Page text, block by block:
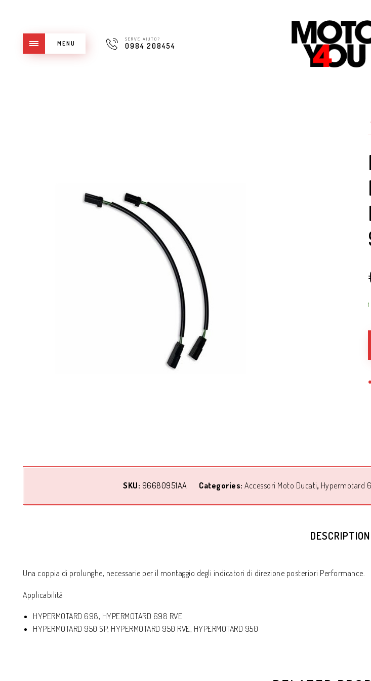
MENU
SERVE AIUTO?
0984 208454
SKU: 96680951AA Categories: Accessori Moto Ducati, Hypermotard
DESCRIPTION
Una coppia di prolunghe, necessarie per il montaggio degli indicatori di direzione posteriori Performance.
Applicabilità
HYPERMOTARD 698, HYPERMOTARD 698 RVE
HYPERMOTARD 950 SP, HYPERMOTARD 950 RVE, HYPERMOTARD 950